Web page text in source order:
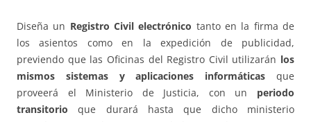
Diseña un Registro Civil electrónico tanto en la firma de
los asientos como en la expedición de publicidad,
previendo que las Oficinas del Registro Civil utilizarán los
mismos sistemas y aplicaciones informáticas que
proveerá el Ministerio de Justicia, con un periodo
transitorio que durará hasta que dicho ministerio